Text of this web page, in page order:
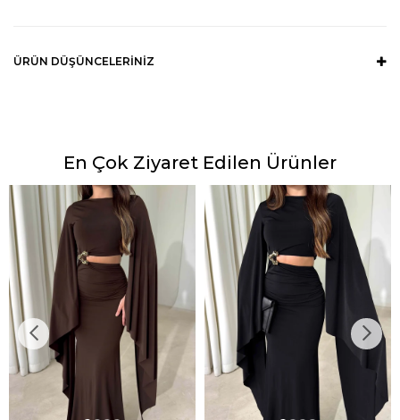
ÜRÜN DÜŞÜNCELERINIZ
En Çok Ziyaret Edilen Ürünler